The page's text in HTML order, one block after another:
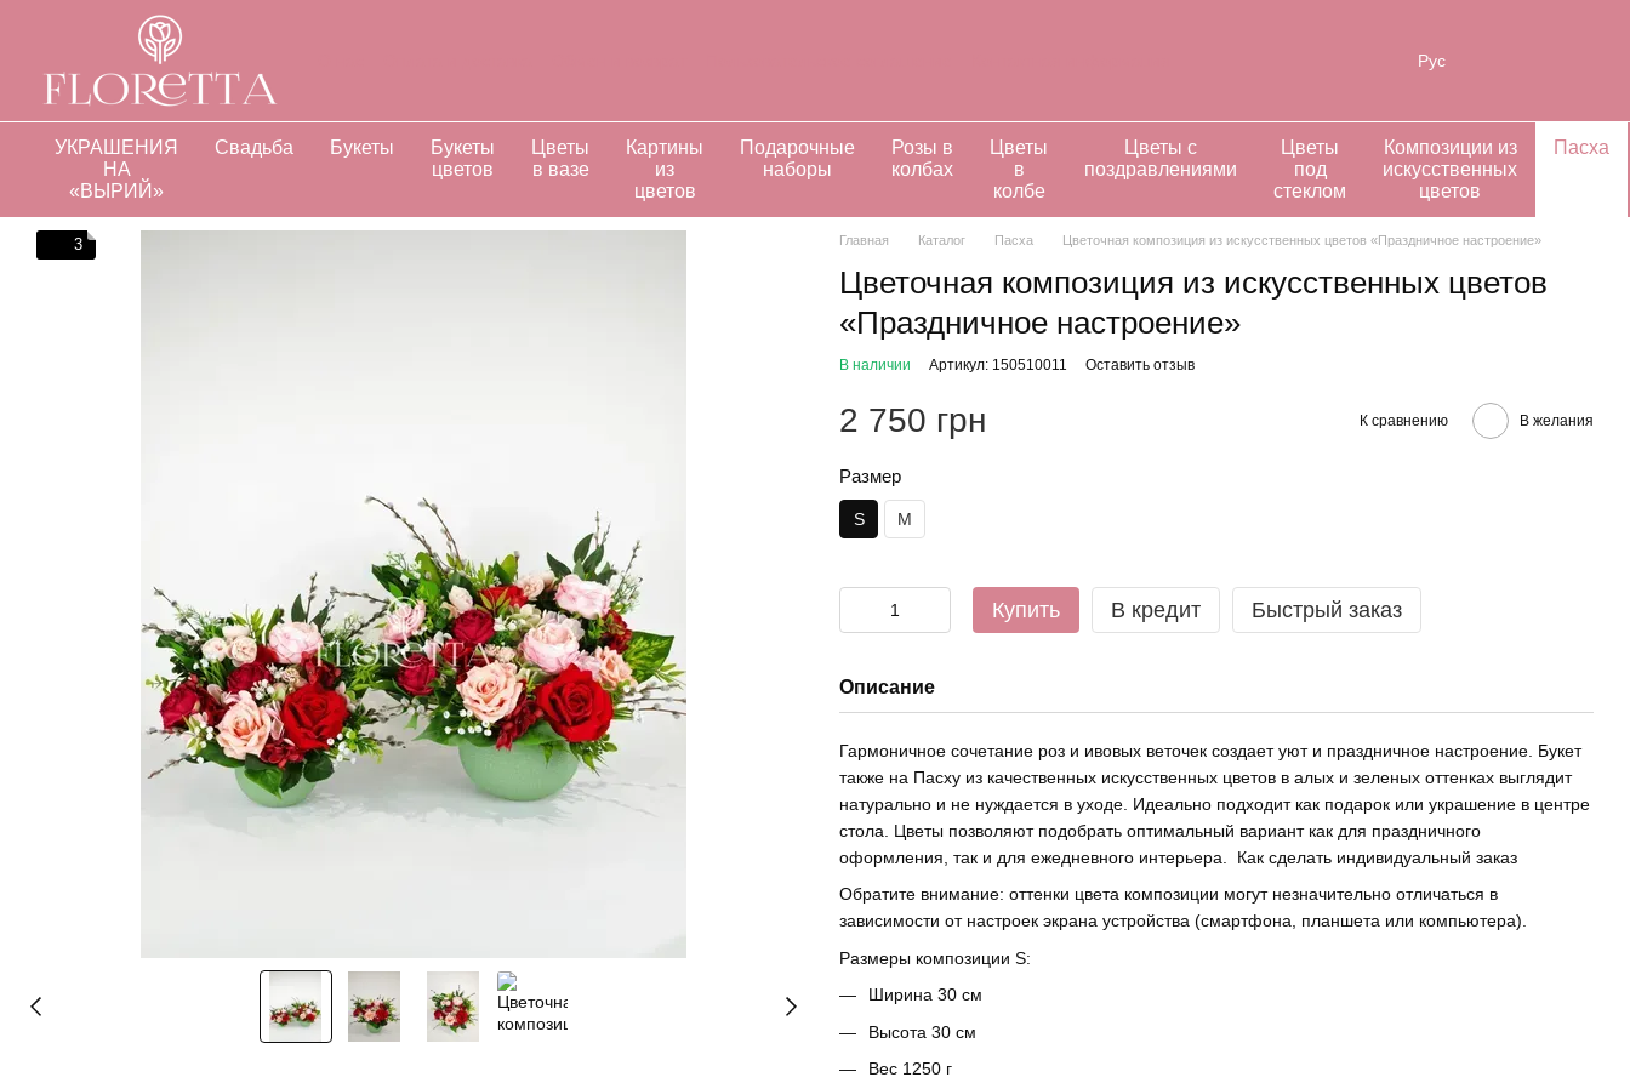
Перейти к основному контенту
Рус
УКРАШЕНИЯ
НА
«ВЫРИЙ»
Свадьба Букеты
Букеты
цветов
Цветы
в вазе
Картины
из
цветов
Подарочные
наборы
Розы в
колбах
Цветы
в
колбе
Цветы с
поздравлениями
Цветы
под
стеклом
Композиции из
искусственных
цветов
Пасха
3 Главная Каталог Пасха Цветочная композиция из искусственных цветов «Праздничное настроение»
Цветочная композиция из искусственных цветов
«Праздничное настроение»
В наличии Артикул: 150510011 Оставить отзыв
2 750 грн К сравнению В желания
Размер
S M
Купить В кредит Быстрый заказ
Описание
Гармоничное сочетание роз и ивовых веточек создает уют и праздничное настроение. Букет
также на Пасху из качественных искусственных цветов в алых и зеленых оттенках выглядит
натурально и не нуждается в уходе. Идеально подходит как подарок или украшение в центре
стола. Цветы позволяют подобрать оптимальный вариант как для праздничного
оформления, так и для ежедневного интерьера. Как сделать индивидуальный заказ
Обратите внимание: оттенки цвета композиции могут незначительно отличаться в
зависимости от настроек экрана устройства (смартфона, планшета или компьютера).
Размеры композиции S:
Ширина 30 см
Высота 30 см
Вес 1250 г